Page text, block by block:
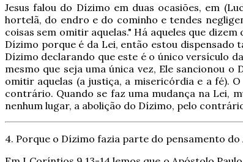
Jesus falou do Dízimo em duas ocasiões, em
hortelã, do endro e do cominho e tendes
coisas sem omitir aquelas." Há aqueles que
Dízimo porque é da Lei, então estou
Dízimo declarando que este é o único versículo
mesmo que seja uma única vez, Ele sancionou
omitir aquelas (a justiça, a misericórdia e a fé).
contrário. Quando se faz uma mudança na Lei,
nenhum lugar, a abolição do Dízimo, pelo
4. Porque o Dízimo fazia parte do pensamento do